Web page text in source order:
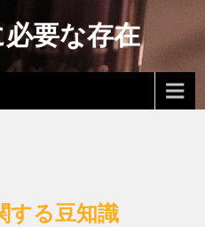
要な存在
する豆知識